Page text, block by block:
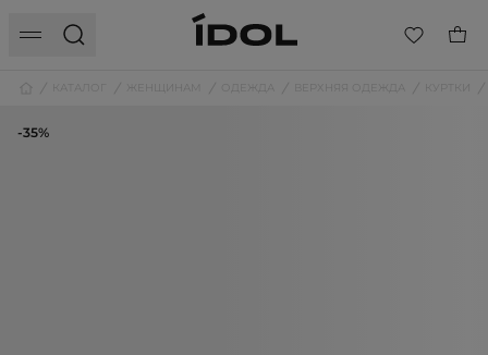
-35%